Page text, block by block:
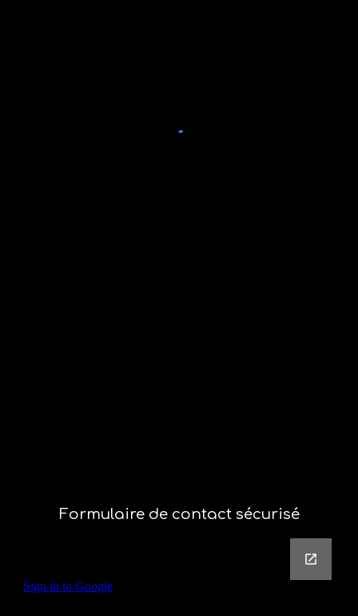
Formulaire de contact sécurisé